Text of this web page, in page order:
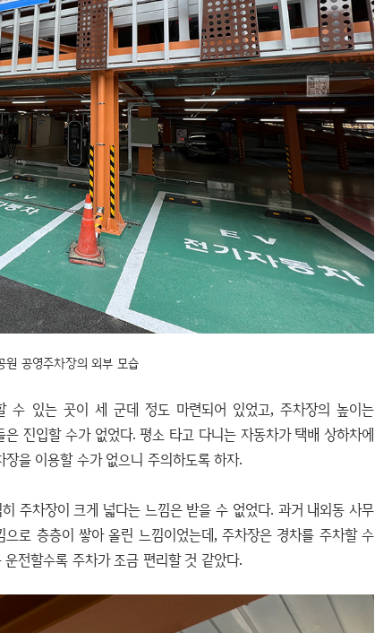
공영주차장의 외부 모습
수 있는 곳이 세 군데 정도 마련되어 있었고, 주차장의 높이는
진입할 수가 없었다. 평소 타고 다니는 자동차가 택배 상하차에
을 이용할 수가 없으니 주의하도록 하자.
주차장이 크게 넓다는 느낌은 받을 수 없었다. 과거 내외동 사무
로 층층이 쌓아 올린 느낌이었는데, 주차장은 경차를 주차할 수
전할수록 주차가 조금 편리할 것 같았다.